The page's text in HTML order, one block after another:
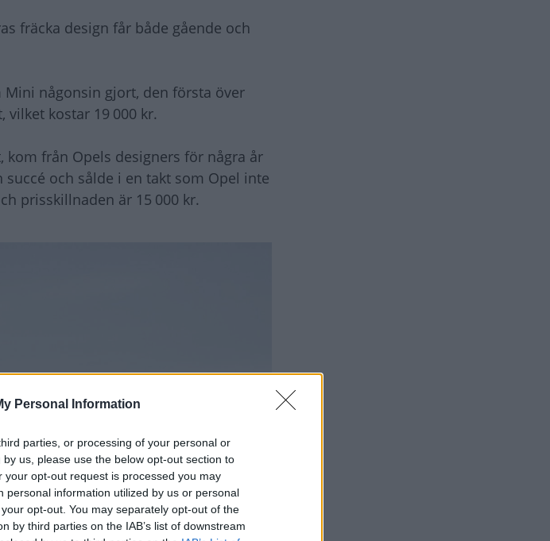
Personal Information
parties, or processing of your personal or
us, please use the below opt-out section to
opt-out request is processed you may
information utilized by us or personal
opt-out. You may separately opt-out of the
by third parties on the IAB’s list of downstream
fräcka design får både gående och
någonsin gjort, den första över
kostar 19 000 kr.
från Opels designers för några år
och sålde i en takt som Opel inte
prisskillnaden är 15 000 kr.